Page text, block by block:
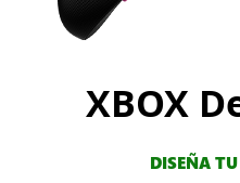
XBOX
DISEÑA